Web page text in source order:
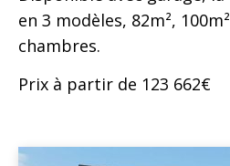
en 3 modèles, 82m²,
chambres.
Prix à partir de 123 662€